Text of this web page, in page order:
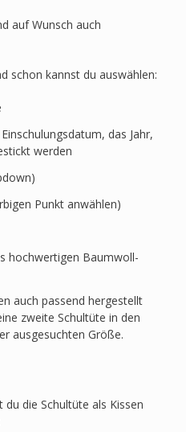
auf Wunsch auch
schon kannst du auswählen:
das Jahr,
werden
Punkt anwählen)
hochwertigen Baumwoll-
auch passend hergestellt
zweite Schultüte in den
ausgesuchten Größe.
du die Schultüte als Kissen